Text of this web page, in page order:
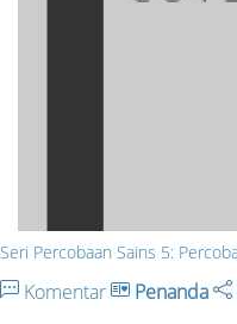
Seri Percobaan Sains 5:
Komentar Penanda